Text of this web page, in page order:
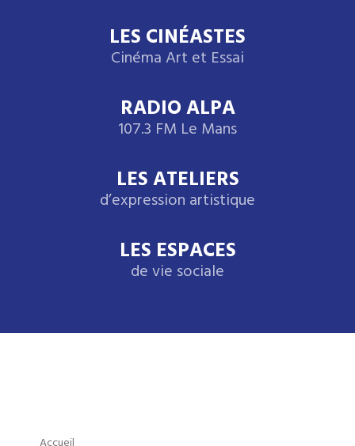
LES CINÉASTES
Cinéma Art et Essai
RADIO ALPA
107.3 FM Le Mans
LES ATELIERS
d’expression artistique
LES ESPACES
de vie sociale